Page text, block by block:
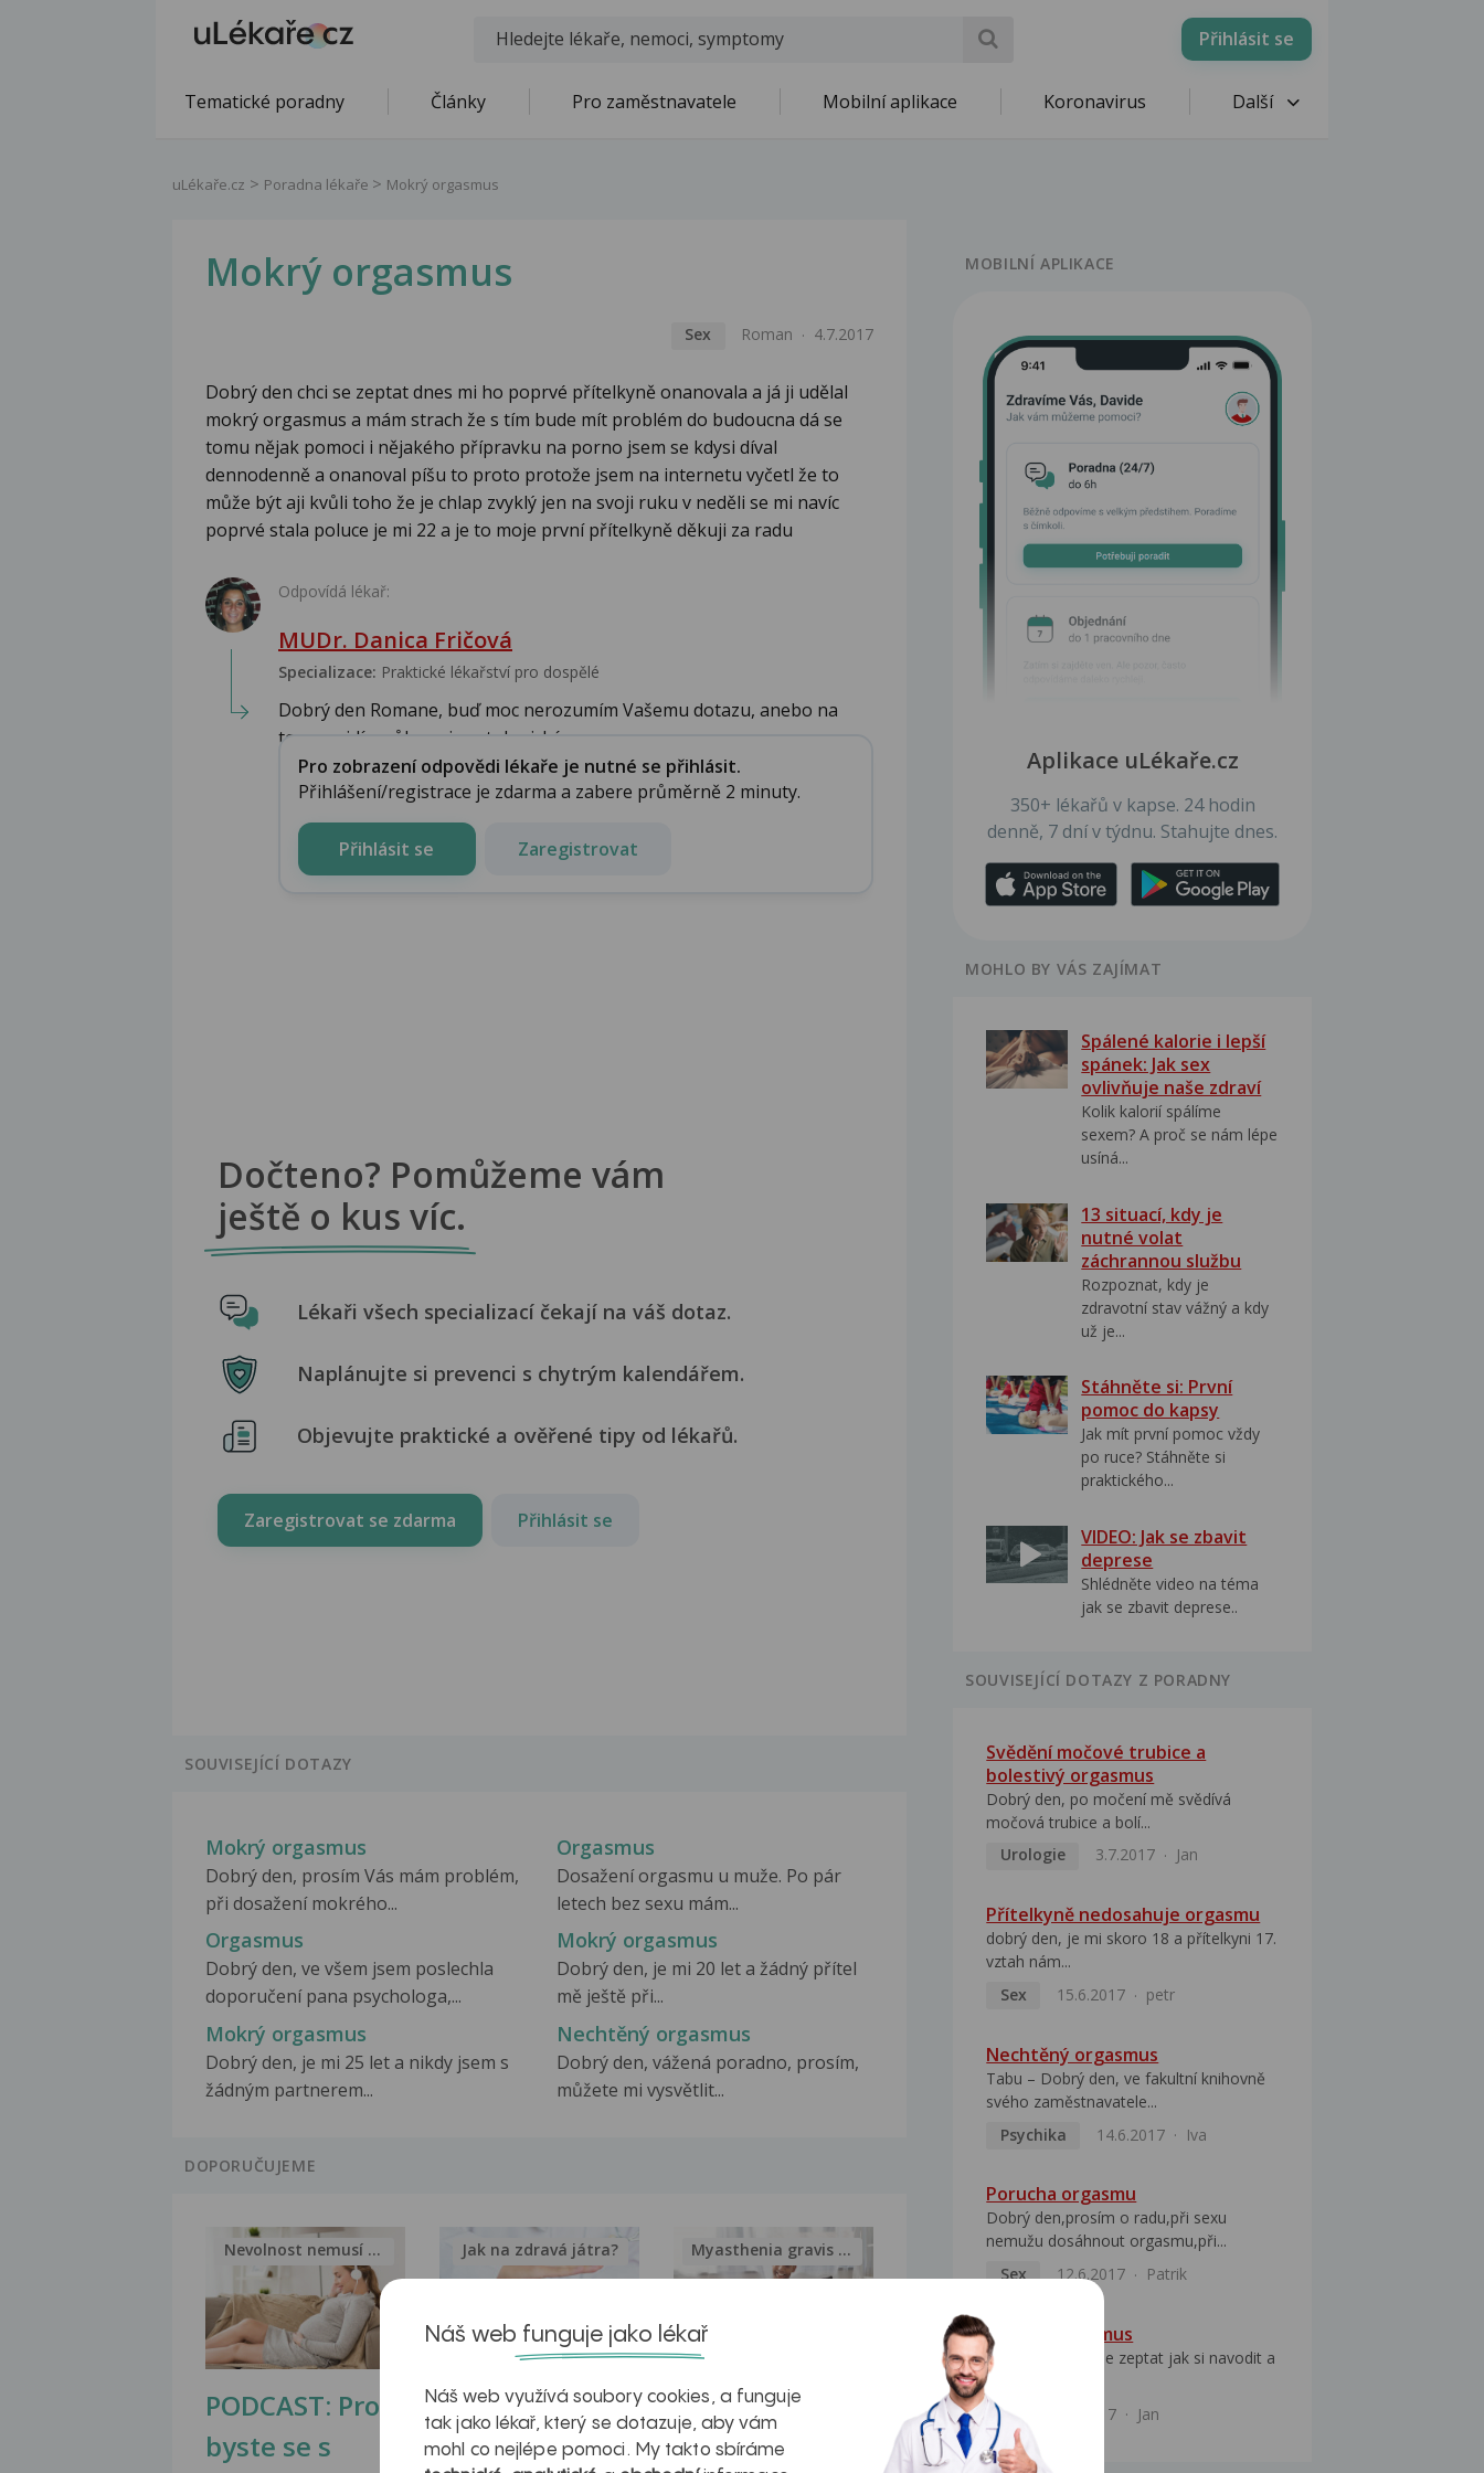
Přihlásit se
Tematické poradny Články Pro zaměstnavatele Mobilní aplikace Koronavirus Další
uLékaře.cz Poradna lékaře Mokrý orgasmus
Mokrý orgasmus
Sex Roman 4.7.2017
Dobrý den chci se zeptat dnes mi ho poprvé přítelkyně onanovala a já ji udělal
mokrý orgasmus a mám strach že s tím bude mít problém do budoucna dá se
tomu nějak pomoci i nějakého přípravku na porno jsem se kdysi díval
dennodenně a onanoval píšu to proto protože jsem na internetu vyčetl že to
může být aji kvůli toho že je chlap zvyklý jen na svoji ruku v neděli se mi navíc
poprvé stala poluce je mi 22 a je to moje první přítelkyně děkuji za radu
Odpovídá lékař:
MUDr. Danica Fričová
Specializace: Praktické lékařství pro dospělé
Dobrý den Romane, buď moc nerozumím Vašemu dotazu, anebo na
tom nevidím vůbec nic patologické...
Pro zobrazení odpovědi lékaře je nutné se přihlásit.
Přihlášení/registrace je zdarma a zabere průměrně 2 minuty.
Přihlásit se Zaregistrovat
Dočteno? Pomůžeme vám
ještě o kus víc.
Lékaři všech specializací čekají na váš dotaz.
Naplánujte si prevenci s chytrým kalendářem.
Objevujte praktické a ověřené tipy od lékařů.
Zaregistrovat se zdarma Přihlásit se
SOUVISEJÍCÍ DOTAZY
Mokrý orgasmus
Dobrý den, prosím Vás mám problém,
při dosažení mokrého...
Orgasmus
Dosažení orgasmu u muže. Po pár
letech bez sexu mám...
Orgasmus
Dobrý den, ve všem jsem poslechla
doporučení pana psychologa,...
Mokrý orgasmus
Dobrý den, je mi 20 let a žádný přítel
mě ještě při...
Mokrý orgasmus
Dobrý den, je mi 25 let a nikdy jsem s
žádným partnerem...
Nechtěný orgasmus
Dobrý den, vážená poradno, prosím,
můžete mi vysvětlit...
DOPORUČUJEME
PODCAST: Proč
byste se s
Nevolnost nemusí být nutnou...
Ztukovatění
jater v datech a
Jak na zdravá játra?
Inovativní
léčba
Myasthenia gravis – vše, co...
MOBILNÍ APLIKACE
Aplikace uLékaře.cz
350+ lékařů v kapse. 24 hodin
denně, 7 dní v týdnu. Stahujte dnes.
MOHLO BY VÁS ZAJÍMAT
Spálené kalorie i lepší
spánek: Jak sex
ovlivňuje naše zdraví
Kolik kalorií spálíme
sexem? A proč se nám lépe
usíná...
13 situací, kdy je
nutné volat
záchrannou službu
Rozpoznat, kdy je
zdravotní stav vážný a kdy
už je...
Stáhněte si: První
pomoc do kapsy
Jak mít první pomoc vždy
po ruce? Stáhněte si
praktického...
VIDEO: Jak se zbavit
deprese
Shlédněte video na téma
jak se zbavit deprese..
SOUVISEJÍCÍ DOTAZY Z PORADNY
Svědění močové trubice a
bolestivý orgasmus
Dobrý den, po močení mě svědívá
močová trubice a bolí...
Urologie
3.7.2017 Jan
Přítelkyně nedosahuje orgasmu
dobrý den, je mi skoro 18 a přítelkyni 17.
vztah nám...
Sex
15.6.2017 petr
Nechtěný orgasmus
Tabu – Dobrý den, ve fakultní knihovně
svého zaměstnavatele...
Psychika
14.6.2017 Iva
Porucha orgasmu
Dobrý den,prosím o radu,při sexu
nemužu dosáhnout orgasmu,při...
Sex
12.6.2017 Patrik
Silnější orgasmus
Dobrý den chci se zeptat jak si navodit a
dosáhnout...
Sex
9.6.2017 Jan
Náš web funguje jako lékař
Náš web využívá soubory cookies, a funguje
tak jako lékař, který se dotazuje, aby vám
mohl co nejlépe pomoci. My takto sbíráme